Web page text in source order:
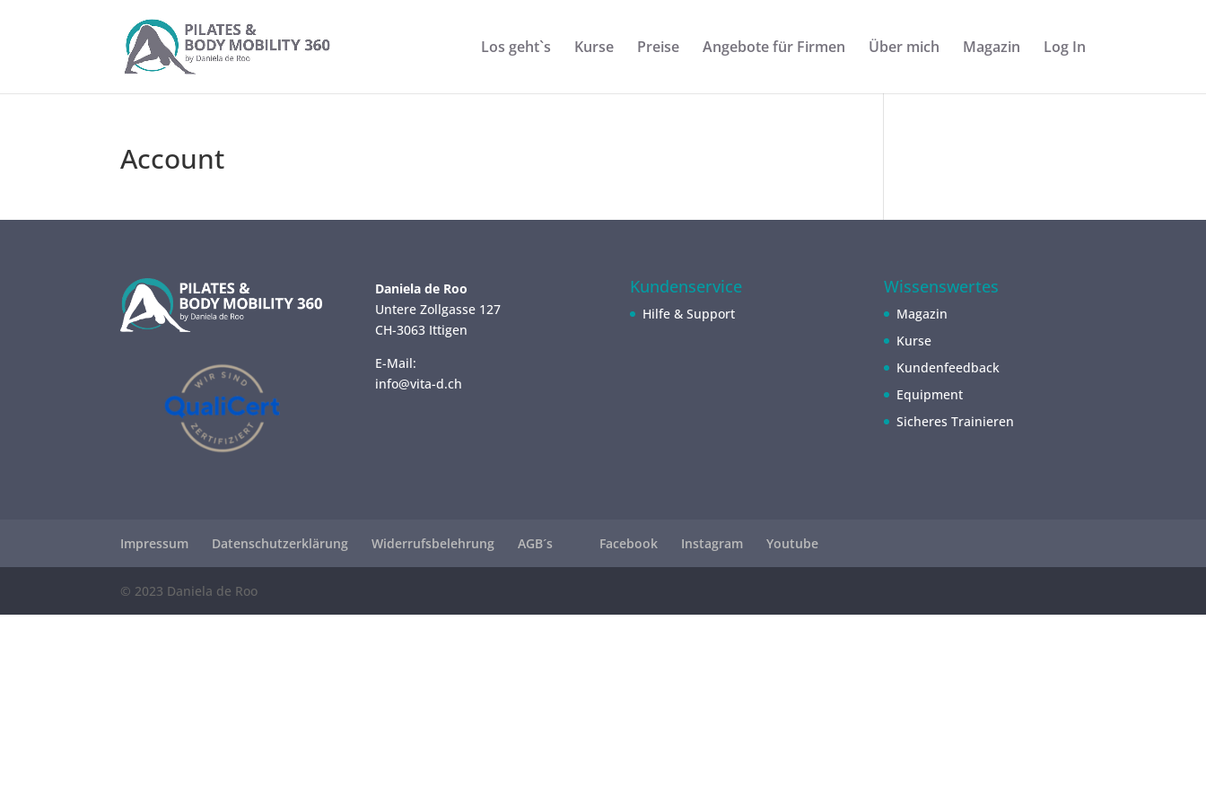
Los geht`s Kurse Preise Angebote für Firmen Über mich Magazin Log In
Account
Daniela de Roo
Untere Zollgasse 127
CH-3063 Ittigen
E-Mail:
info@vita-d.ch
Kundenservice
Hilfe & Support
Wissenswertes
Magazin
Kurse
Kundenfeedback
Equipment
Sicheres Trainieren
Impressum Datenschutzerklärung Widerrufsbelehrung AGB´s Facebook Instagram Youtube
© 2023 Daniela de Roo